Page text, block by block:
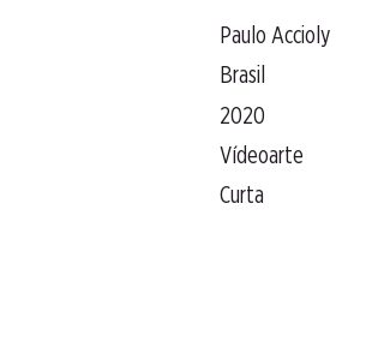
Paulo Accioly
Brasil
2020
Vídeoarte
Curta